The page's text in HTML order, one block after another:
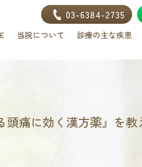
03-6384-2735
当院について 診療の主な疾患
痛に効く漢方薬』を教